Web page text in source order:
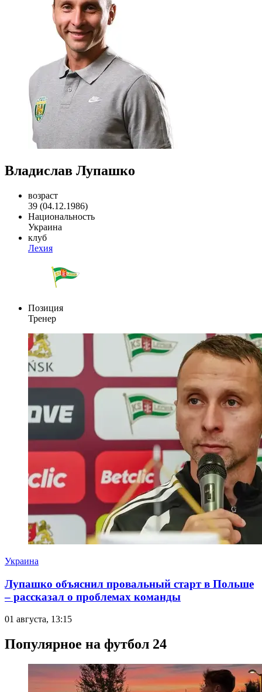
Владислав Лупашко
возраст
39 (04.12.1986)
Национальность
Украина
клуб
Лехия
Позиция
Тренер
Украина
Лупашко объяснил провальный старт в Польше
– рассказал о проблемах команды
01 августа, 13:15
Популярное на футбол 24